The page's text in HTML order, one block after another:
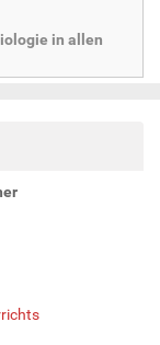
in allen